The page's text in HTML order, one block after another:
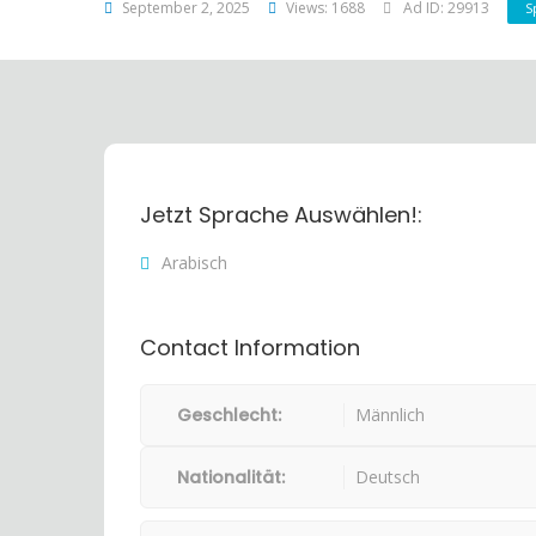
September 2, 2025 Views: 1688 Ad ID: 29913
Jetzt Sprache Auswählen!:
Arabisch
Contact Information
Geschlecht: Männlich
Nationalität: Deutsch